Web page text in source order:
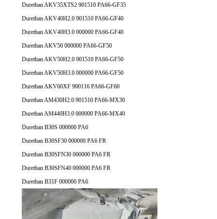
Durethan AKV35XTS2 901510 PA66-GF35
Durethan AKV40H2.0 901510 PA66-GF40
Durethan AKV40H3.0 000000 PA66-GF40
Durethan AKV50 000000 PA66-GF50
Durethan AKV50H2.0 901510 PA66-GF50
Durethan AKV50H3.0 000000 PA66-GF50
Durethan AKV60XF 900116 PA66-GF60
Durethan AM430H2.0 901510 PA66-MX30
Durethan AM440H3.0 000000 PA66-MX40
Durethan B30S 000000 PA6
Durethan B30SF30 000000 PA6 FR
Durethan B30SFN30 000000 PA6 FR
Durethan B30SFN40 000000 PA6 FR
Durethan B31F 000000 PA6